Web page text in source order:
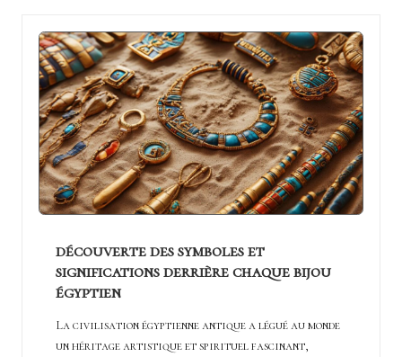
découverte des symboles et
significations derrière chaque bijou
égyptien
La civilisation égyptienne antique a légué au monde
un héritage artistique et spirituel fascinant,